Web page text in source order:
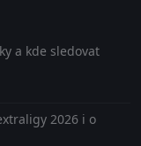
a kde sledovat
2026 i o